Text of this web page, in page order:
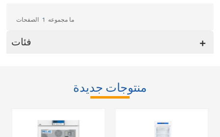
ما مجموعه 1 الصفحات
فئات
منتوجات جديدة